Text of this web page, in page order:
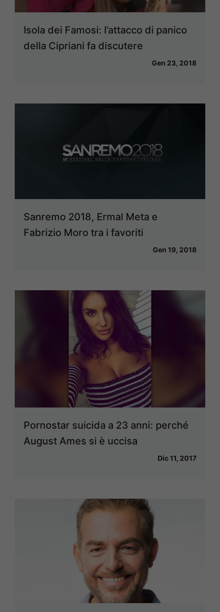
Isola dei Famosi: l’attacco di panico
della Cipriani fa discutere
Gen 23, 2018
Sanremo 2018, Ermal Meta e
Fabrizio Moro tra i favoriti
Gen 19, 2018
Pornostar suicida a 23 anni: perché
August Ames si è uccisa
Dic 11, 2017